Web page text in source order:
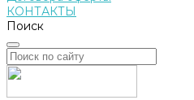
КОНТАКТЫ
Поиск